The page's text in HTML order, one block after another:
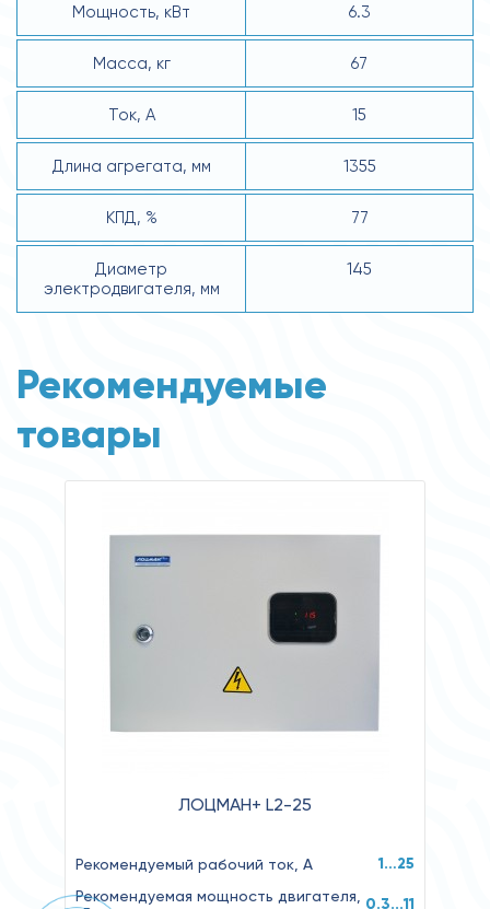
Мощность, кВт 6.3
Масса, кг 67
Ток, А 15
Длина агрегата, мм 1355
КПД, % 77
Диаметр
электродвигателя, мм
145
Рекомендуемые
товары
ЛОЦМАН+ L2-25
Рекомендуемый рабочий ток, А 1…25
Рекомендуемая мощность двигателя,
0.3...11